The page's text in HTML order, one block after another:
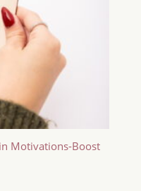
Motivations-Boost